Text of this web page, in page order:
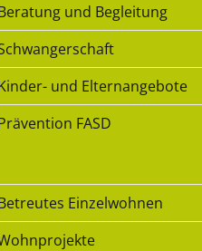
und Begleitung
und Elternangebote
FASD
Einzelwohnen